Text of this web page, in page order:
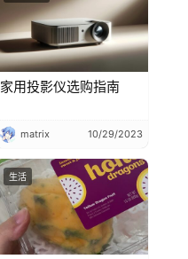
家用投影仪选购指南
matrix 10/29/2023
生活